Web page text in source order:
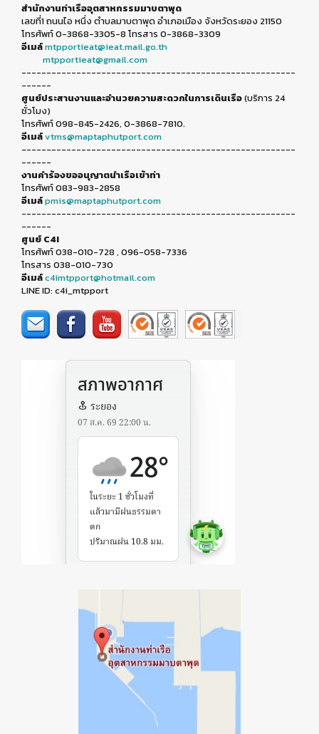
สำนักงานท่าเรืออุตสาหกรรมมาบตาพุด
เลขที่1 ถนนไอ หนึ่ง ตำบลมาบตาพุด อำเภอเมือง จังหวัดระยอง 21150
โทรศัพท์ 0-3868-3305-8 โทรสาร 0-3868-3309
อีเมล์mtpportieat@ieat.mail.go.th
mtpportieat@gmail.com
-------------------------------------------------------
------
ศูนย์ประสานงานและอำนวยความสะดวกในการเดินเรือ(บริการ 24
ชั่วโมง)
โทรศัพท์ 098-845-2426, 0-3868-7810.
อีเมล์vtms@maptaphutport.com
-------------------------------------------------------
------
งานคำร้องขออนุญาตนำเรือเข้าท่า
โทรศัพท์ 083-983-2858
อีเมล์pmis@maptaphutport.com
-------------------------------------------------------
------
ศูนย์ C4I
โทรศัพท์ 038-010-728 , 096-058-7336
โทรสาร 038-010-730
อีเมล์c4imtpport@hotmail.com
LINE ID: c4i_mtpport